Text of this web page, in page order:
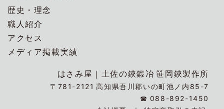
歴史・理念
職人紹介
アクセス
メディア掲載実績
はさみ屋｜ 土佐の鋏鍛冶 笹岡鋏製作所
〒781-2121 高知県吾川郡いの町池ノ内85-7
☎ 088-892-1450